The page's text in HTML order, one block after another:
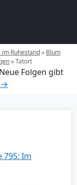
Ruhestand» Blum
»Tatort
Neue Folgen gibt
→
795: Im